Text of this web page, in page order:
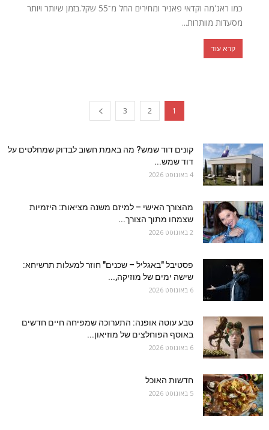
כמו ראג'מה וקדאי פאניר ומחירים החל מ־55 שקל.בזמן שיותר ויותר
מסעדות מוותרות...
קרא עוד
1
2
3
קונים דוד שמש? מה באמת חשוב לבדוק שמחלטים על
דוד שמש...
4 באוגוסט 2026
מהצורך האישי – למיזם משנה מציאות: היזמיות
שצמחו מתוך הצורך...
2 באוגוסט 2026
פסטיבל "באגליל – שכנים" חוזר למעלות תרשיחא:
שישה ימים של מוזיקה,...
6 באוגוסט 2026
טבע עוטה אופנה: התערוכה שמפיחה חיים חדשים
באוסף הפוחלצים של מוזיאון...
6 באוגוסט 2026
חדשות האוכל
5 באוגוסט 2026